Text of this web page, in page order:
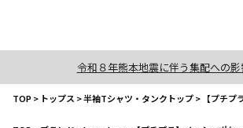
令和８年熊本地震に伴う集配への
TOP> トップス >半袖Tシャツ・タンクトップ> 【プチプラ